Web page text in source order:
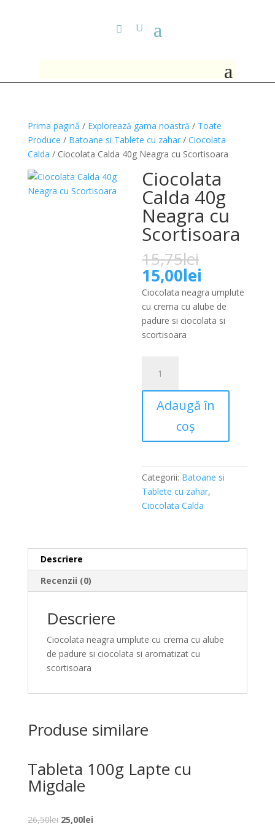
Prima pagină / Explorează gama noastră / Toate
Produce / Batoane si Tablete cu zahar/ Ciocolata
Calda / Ciocolata Calda 40g Neagra cu Scortisoara
Ciocolata
Calda 40g
Neagra cu
Scortisoara
15,75lei
a
fost:
15,75lei.
15,00lei
curent
este:
15,00lei.
Ciocolata neagra umplute
cu crema cu alube de
padure si ciocolata si
scortisoara
Ciocolata
Calda
Adaugă în
coș
Categorii: Batoane si
Tablete cu zahar,
Ciocolata Calda
Descriere
Recenzii (0)
Descriere
Ciocolata neagra umplute cu crema cu alube
de padure si ciocolata si aromatizat cu
scortisoara
Produse similare
Tableta 100g Lapte cu
Migdale
26,50lei Prețul
25,00leiPrețul